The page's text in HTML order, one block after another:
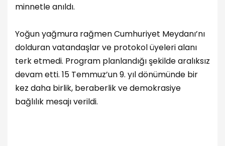
minnetle anıldı.
Yoğun yağmura rağmen Cumhuriyet Meydanı’nı
dolduran vatandaşlar ve protokol üyeleri alanı
terk etmedi. Program planlandığı şekilde aralıksız
devam etti. 15 Temmuz’un 9. yıl dönümünde bir
kez daha birlik, beraberlik ve demokrasiye
bağlılık mesajı verildi.